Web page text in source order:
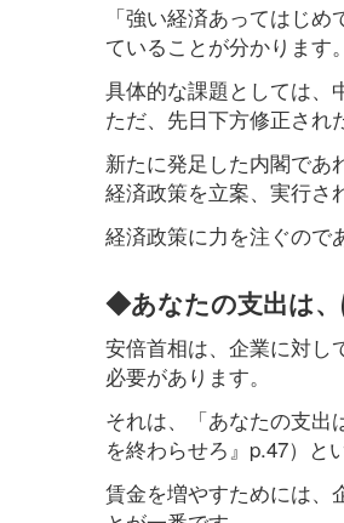
「強い経済あってはじ
ていることが分かります。
具体的な課題としては、
ただ、先日下方修正され
新たに発足した内閣であ
経済政策を立案、実行さ
経済政策に力を注ぐので
◆あなたの支出は
安倍首相は、企業に対し
必要があります。
それは、「あなたの支出
を終わらせろ』p.47）と
賃金を増やすためには、